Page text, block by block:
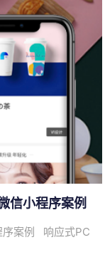
信小程序案例
序案例 响应式PC